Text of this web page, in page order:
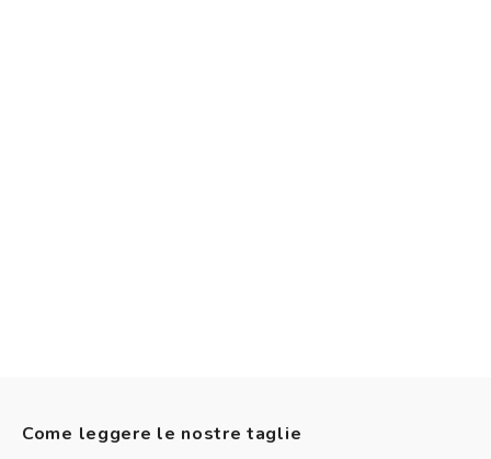
Come leggere le nostre taglie